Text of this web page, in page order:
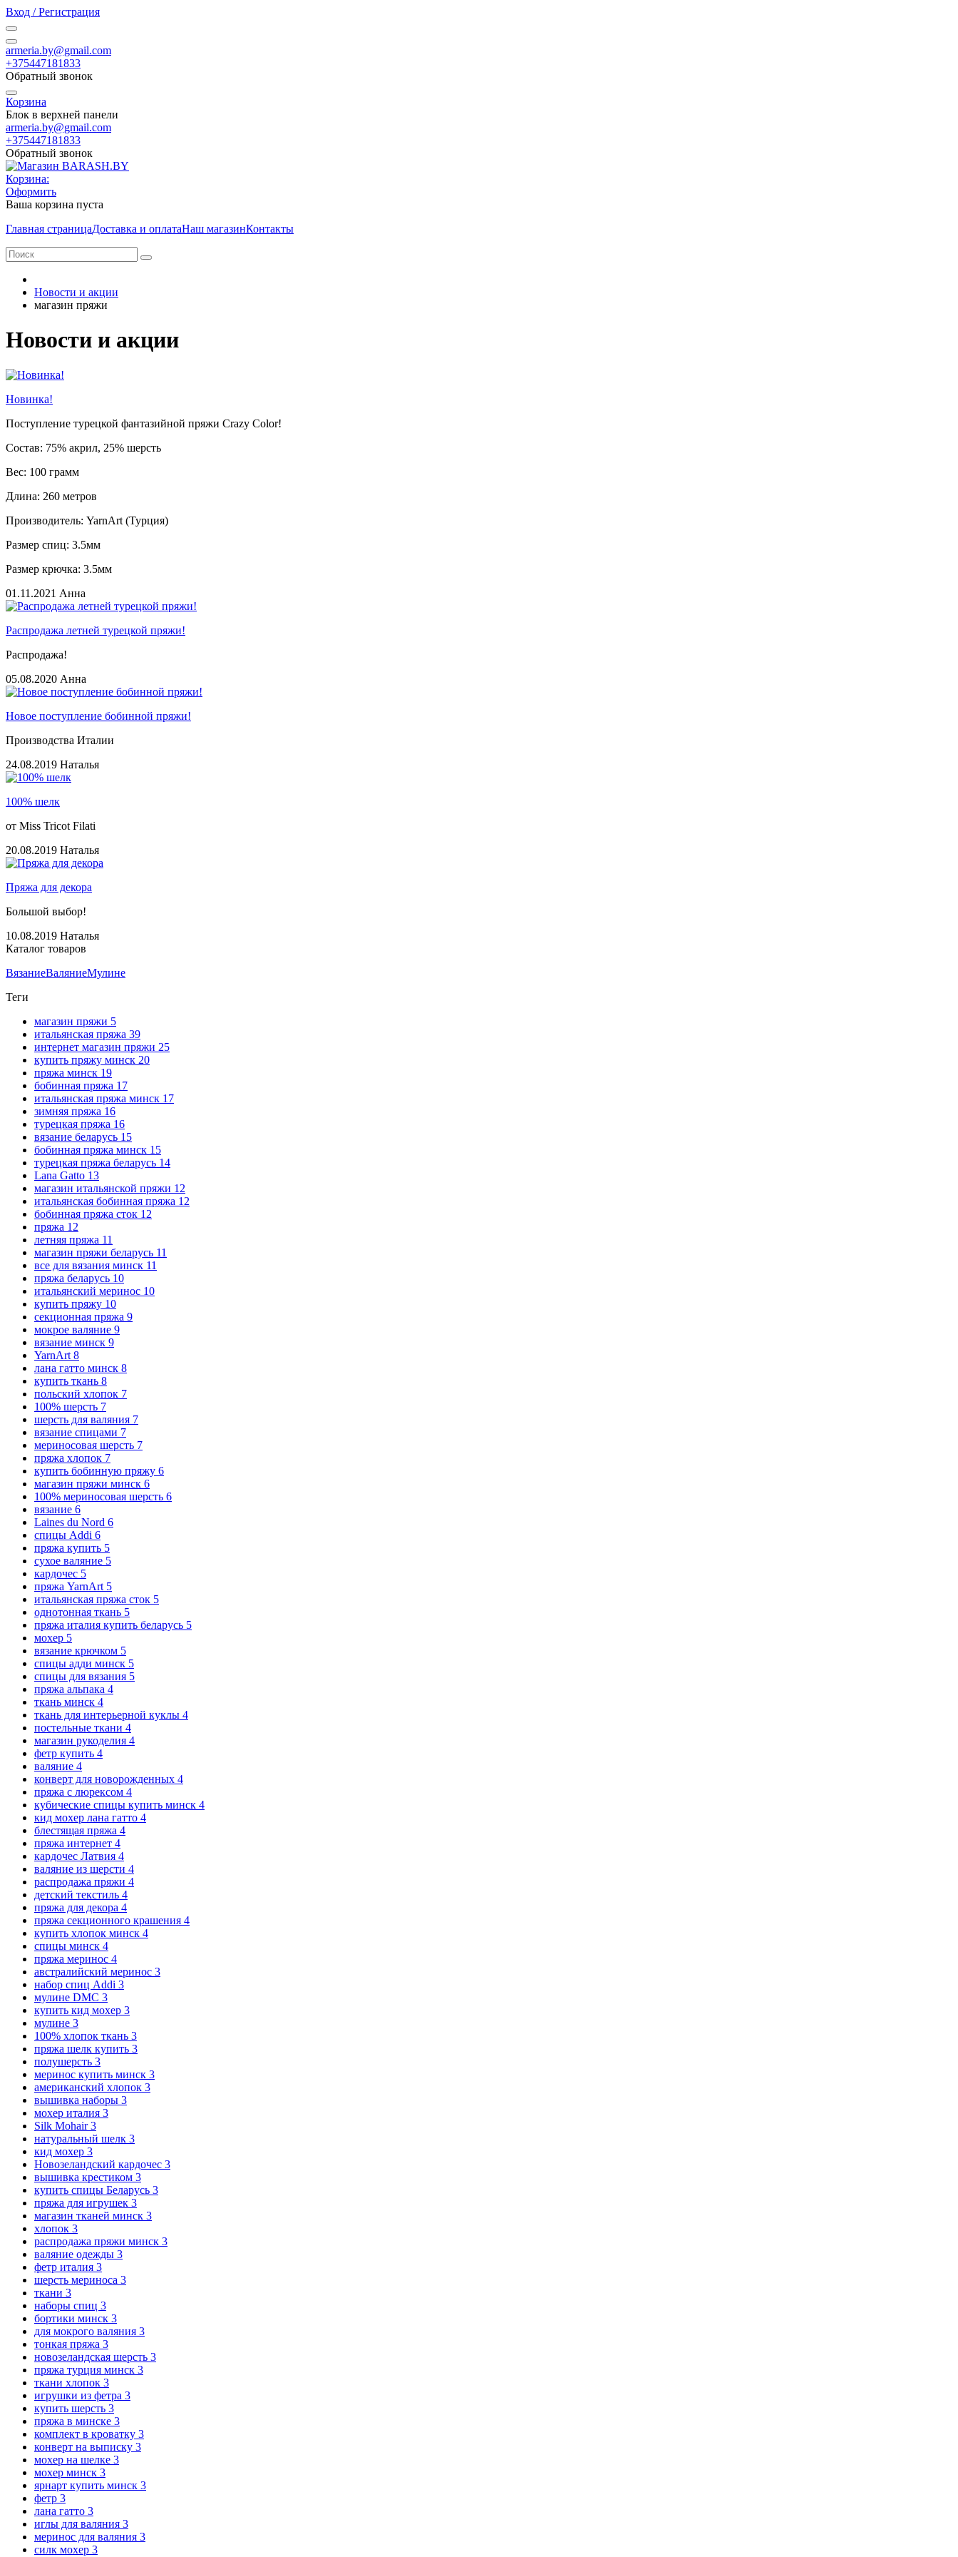
Вход / Регистрация
armeria.by@gmail.com
+375447181833
Обратный звонок
Корзина
Блок в верхней панели
armeria.by@gmail.com
+375447181833
Обратный звонок
Корзина:
Оформить
Ваша корзина пуста
Главная страницаДоставка и оплатаНаш магазинКонтакты
Новости и акции
магазин пряжи
Новости и акции
Новинка!
Поступление турецкой фантазийной пряжи Crazy Color!
Состав: 75% акрил, 25% шерсть
Вес: 100 грамм
Длина: 260 метров
Производитель: YarnArt (Турция)
Размер спиц: 3.5мм
Размер крючка: 3.5мм
01.11.2021 Анна
Распродажа летней турецкой пряжи!
Распродажа!
05.08.2020 Анна
Новое поступление бобинной пряжи!
Производства Италии
24.08.2019 Наталья
100% шелк
от Miss Tricot Filati
20.08.2019 Наталья
Пряжа для декора
Большой выбор!
10.08.2019 Наталья
Каталог товаров
ВязаниеВаляниеМулине
Теги
магазин пряжи 5
итальянская пряжа 39
интернет магазин пряжи 25
купить пряжу минск 20
пряжа минск 19
бобинная пряжа 17
итальянская пряжа минск 17
зимняя пряжа 16
турецкая пряжа 16
вязание беларусь 15
бобинная пряжа минск 15
турецкая пряжа беларусь 14
Lana Gatto 13
магазин итальянской пряжи 12
итальянская бобинная пряжа 12
бобинная пряжа сток 12
пряжа 12
летняя пряжа 11
магазин пряжи беларусь 11
все для вязания минск 11
пряжа беларусь 10
итальянский меринос 10
купить пряжу 10
секционная пряжа 9
мокрое валяние 9
вязание минск 9
YarnArt 8
лана гатто минск 8
купить ткань 8
польский хлопок 7
100% шерсть 7
шерсть для валяния 7
вязание спицами 7
мериносовая шерсть 7
пряжа хлопок 7
купить бобинную пряжу 6
магазин пряжи минск 6
100% мериносовая шерсть 6
вязание 6
Laines du Nord 6
спицы Addi 6
пряжа купить 5
сухое валяние 5
кардочес 5
пряжа YarnArt 5
итальянская пряжа сток 5
однотонная ткань 5
пряжа италия купить беларусь 5
мохер 5
вязание крючком 5
спицы адди минск 5
спицы для вязания 5
пряжа альпака 4
ткань минск 4
ткань для интерьерной куклы 4
постельные ткани 4
магазин рукоделия 4
фетр купить 4
валяние 4
конверт для новорожденных 4
пряжа с люрексом 4
кубические спицы купить минск 4
кид мохер лана гатто 4
блестящая пряжа 4
пряжа интернет 4
кардочес Латвия 4
валяние из шерсти 4
распродажа пряжи 4
детский текстиль 4
пряжа для декора 4
пряжа секционного крашения 4
купить хлопок минск 4
спицы минск 4
пряжа меринос 4
австралийский меринос 3
набор спиц Addi 3
мулине DMC 3
купить кид мохер 3
мулине 3
100% хлопок ткань 3
пряжа шелк купить 3
полушерсть 3
меринос купить минск 3
американский хлопок 3
вышивка наборы 3
мохер италия 3
Silk Mohair3
натуральный шелк 3
кид мохер 3
Новозеландский кардочес 3
вышивка крестиком 3
купить спицы Беларусь 3
пряжа для игрушек 3
магазин тканей минск 3
хлопок 3
распродажа пряжи минск 3
валяние одежды 3
фетр италия 3
шерсть мериноса 3
ткани 3
наборы спиц 3
бортики минск 3
для мокрого валяния 3
тонкая пряжа 3
новозеландская шерсть 3
пряжа турция минск 3
ткани хлопок 3
игрушки из фетра 3
купить шерсть 3
пряжа в минске 3
комплект в кроватку 3
конверт на выписку 3
мохер на шелке 3
мохер минск 3
ярнарт купить минск 3
фетр 3
лана гатто 3
иглы для валяния 3
меринос для валяния 3
силк мохер 3